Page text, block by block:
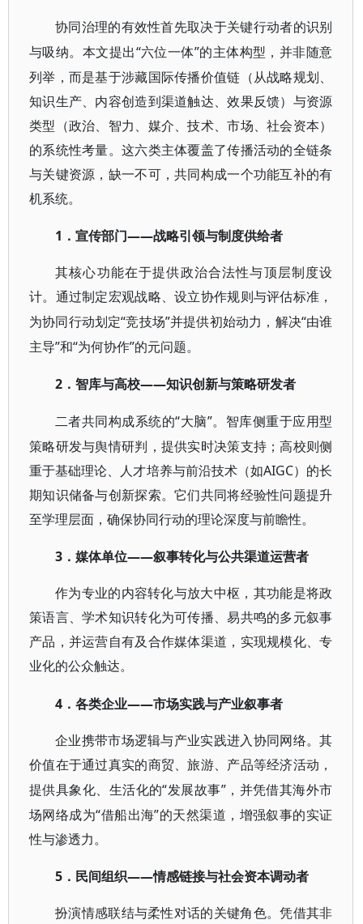
协同治理的有效性首先取决于关键行动者的识别
与吸纳。本文提出“六位一体”的主体构型，并非随意
列举，而是基于涉藏国际传播价值链（从战略规划、
知识生产、内容创造到渠道触达、效果反馈）与资源
类型（政治、智力、媒介、技术、市场、社会资本）
的系统性考量。这六类主体覆盖了传播活动的全链条
与关键资源，缺一不可，共同构成一个功能互补的有
机系统。
1．宣传部门——战略引领与制度供给者
其核心功能在于提供政治合法性与顶层制度设
计。通过制定宏观战略、设立协作规则与评估标准，
为协同行动划定“竞技场”并提供初始动力，解决“由谁
主导”和“为何协作”的元问题。
2．智库与高校——知识创新与策略研发者
二者共同构成系统的“大脑”。智库侧重于应用型
策略研发与舆情研判，提供实时决策支持；高校则侧
重于基础理论、人才培养与前沿技术（如AIGC）的长
期知识储备与创新探索。它们共同将经验性问题提升
至学理层面，确保协同行动的理论深度与前瞻性。
3．媒体单位——叙事转化与公共渠道运营者
作为专业的内容转化与放大中枢，其功能是将政
策语言、学术知识转化为可传播、易共鸣的多元叙事
产品，并运营自有及合作媒体渠道，实现规模化、专
业化的公众触达。
4．各类企业——市场实践与产业叙事者
企业携带市场逻辑与产业实践进入协同网络。其
价值在于通过真实的商贸、旅游、产品等经济活动，
提供具象化、生活化的“发展故事”，并凭借其海外市
场网络成为“借船出海”的天然渠道，增强叙事的实证
性与渗透力。
5．民间组织——情感链接与社会资本调动者
扮演情感联结与柔性对话的关键角色。凭借其非